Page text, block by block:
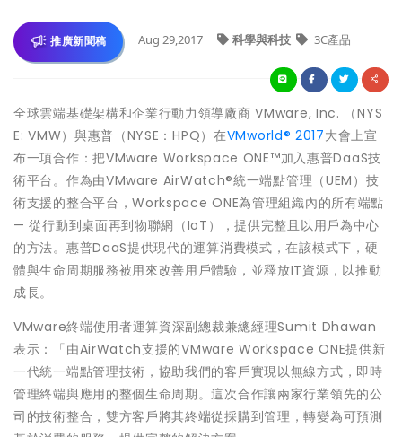
推廣新聞稿 Aug 29,2017 科學與科技 3C產品
全球雲端基礎架構和企業行動力領導廠商 VMware, Inc. （NYS
E: VMW）與惠普（NYSE：HPQ）在VMworld® 2017大會上宣
布一項合作：把VMware Workspace ONE™加入惠普DaaS技
術平台。作為由VMware AirWatch®統一端點管理（UEM）技
術支援的整合平台，Workspace ONE為管理組織內的所有端點
— 從行動到桌面再到物聯網（IoT），提供完整且以用戶為中心
的方法。惠普DaaS提供現代的運算消費模式，在該模式下，硬
體與生命周期服務被用來改善用戶體驗，並釋放IT資源，以推動
成長。
VMware終端使用者運算資深副總裁兼總經理Sumit Dhawan
表示：「由AirWatch支援的VMware Workspace ONE提供新
一代統一端點管理技術，協助我們的客戶實現以無線方式，即時
管理終端與應用的整個生命周期。這次合作讓兩家行業領先的公
司的技術整合，雙方客戶將其終端從採購到管理，轉變為可預測